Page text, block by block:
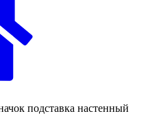
подставка настенный